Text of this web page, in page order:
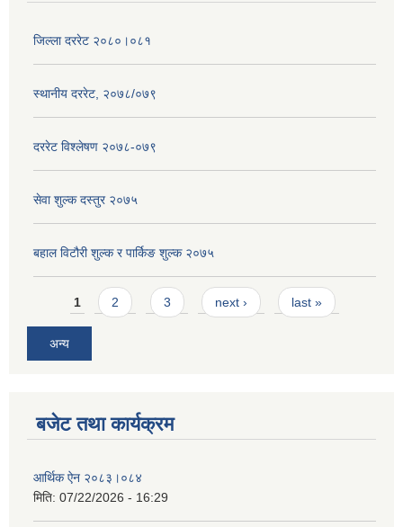
जिल्ला दररेट २०८०।०८१
स्थानीय दररेट, २०७८/०७९
दररेट विश्लेषण २०७८-०७९
सेवा शुल्क दस्तुर २०७५
बहाल विटौरी शुल्क र पार्किङ शुल्क २०७५
Pages
1 2 3 next › last »
अन्य
बजेट तथा कार्यक्रम
आर्थिक ऐन २०८३।०८४
मिति: 07/22/2026 - 16:29